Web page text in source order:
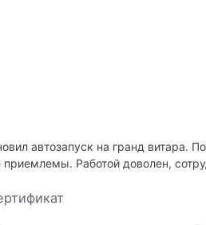
автозапуск на гранд витара.
приемлемы. Работой доволен,